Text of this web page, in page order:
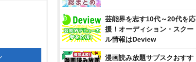
芸能界を志す10代～20代を応
援！オーディション・スクー
ル情報はDeview
漫画読み放題サブスクおすす